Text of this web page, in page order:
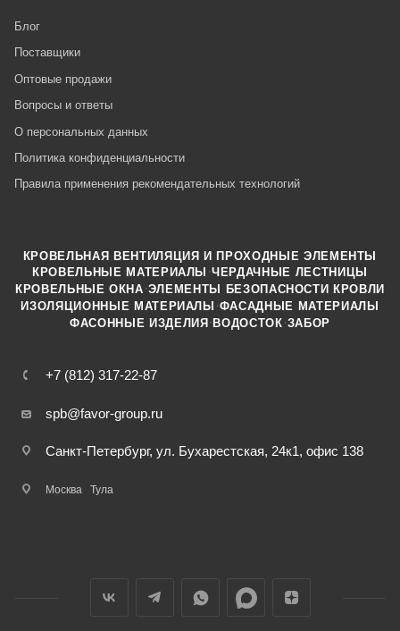
Блог
Поставщики
Оптовые продажи
Вопросы и ответы
О персональных данных
Политика конфиденциальности
Правила применения рекомендательных технологий
+7 (812) 317-22-87
spb@favor-group.ru
Санкт-Петербург, ул. Бухарестская, 24к1, офис 138
Москва Тула
КРОВЕЛЬНАЯ ВЕНТИЛЯЦИЯ И ПРОХОДНЫЕ ЭЛЕМЕНТЫ
КРОВЕЛЬНЫЕ МАТЕРИАЛЫ ·ЧЕРДАЧНЫЕ ЛЕСТНИЦЫ
КРОВЕЛЬНЫЕ ОКНА ·ЭЛЕМЕНТЫ БЕЗОПАСНОСТИ КРОВЛИ
ИЗОЛЯЦИОННЫЕ МАТЕРИАЛЫ ·ФАСАДНЫЕ МАТЕРИАЛЫ
ФАСОННЫЕ ИЗДЕЛИЯ ·ВОДОСТОК ·ЗАБОР